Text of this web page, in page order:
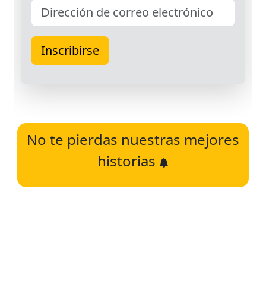
No te pierdas nuestras mejores
historias